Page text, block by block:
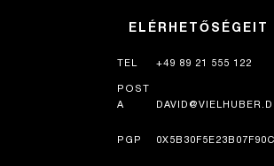
ELÉRHETŐSÉGEIT
TEL +49 89 21 555 122
POST
A
PGP 0X5B30F5E23B07F90C